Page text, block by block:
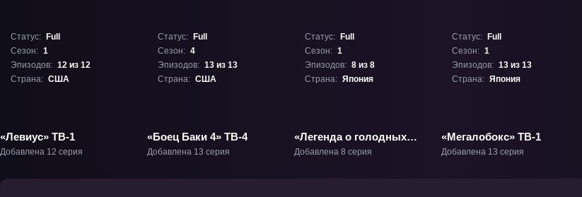
Статус:
Full
Сезон: 1
Эпизодов: 12 из 12
Страна: США
«Левиус» ТВ-1
Добавлена 12 серия
Статус:
Full
Сезон: 4
Эпизодов: 13 из 13
Страна: США
«Боец Баки 4» ТВ-4
Добавлена 13 серия
Статус:
Full
Сезон: 1
Эпизодов: 8 из 8
Страна: Япония
«Легенда о голодных
волках: Путь одинокого
Добавлена 8 серия
Статус:
Full
Сезон: 1
Эпизодов: 13 из 13
Страна: Япония
«Мегалобокс» ТВ-1
Добавлена 13 серия